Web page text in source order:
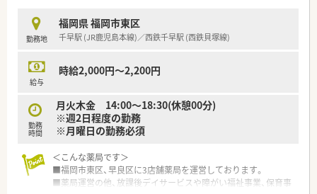
■福利厚生に加えて、年間休日127日（令和3年度）と年間休日数
の多さが社員の定着と働きやすさに繋がっています。
■産育休の実績、復帰率も高く、女性でも管理薬剤師やマネージ
■年に1回は自己申告書を部長に提出。職場での悩みやキャリア
に対する希望を人事に反映させております。
＜社員の頑張りを評価・サポート＞
■認定薬剤師の取得に関してはeラーニングを活用。会社から1
万円の補助がございます。
を実施。
目標に向けて努力した人を評価する仕組みを作っていらっし
ゃいます。
勤務地
福岡県 福岡市東区
千早駅 (JR鹿児島本線)／西鉄千早駅 (西鉄貝塚線)
給与
時給2,000円～2,200円
勤務
時間
月火木金 14:00～18:30(休憩00分)
※週2日程度の勤務
※月曜日の勤務必須
＜こんな薬局です＞
■福岡市東区、早良区に3店舗薬局を運営しております。
■薬局運営の他、放課後デイサービスや障がい福祉事業、保育事